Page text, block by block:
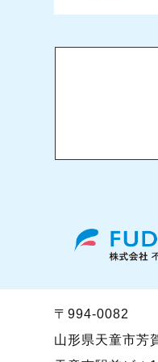
〒994-0082
山形県天童市芳